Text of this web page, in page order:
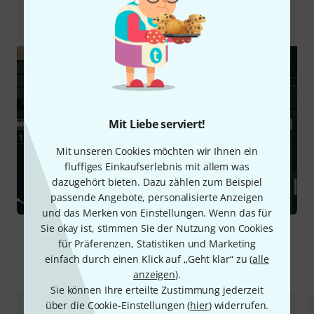
Mit Liebe serviert!
Mit unseren Cookies möchten wir Ihnen ein
fluffiges Einkaufserlebnis mit allem was
dazugehört bieten. Dazu zählen zum Beispiel
passende Angebote, personalisierte Anzeigen
und das Merken von Einstellungen. Wenn das für
Sie okay ist, stimmen Sie der Nutzung von Cookies
für Präferenzen, Statistiken und Marketing
einfach durch einen Klick auf „Geht klar“ zu (alle
anzeigen).
Sie können Ihre erteilte Zustimmung jederzeit
über die Cookie-Einstellungen (hier) widerrufen.
Overbridge wird von Elektron kostenlos als Download
zur Verfügung gestellt.
Zubehör & passende Artikel